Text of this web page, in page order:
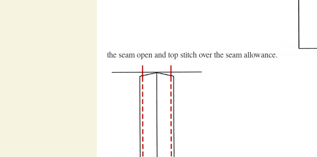
the seam open and top stitch over the seam allowance.